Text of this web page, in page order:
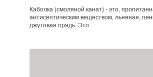
Каболка (смоляной канат) - это,
антисептическим веществом, льняная,
джутовая прядь. Это